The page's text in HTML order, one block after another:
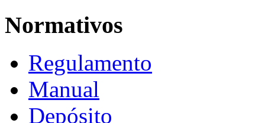
Normativos
Regulamento
Manual
Depósito